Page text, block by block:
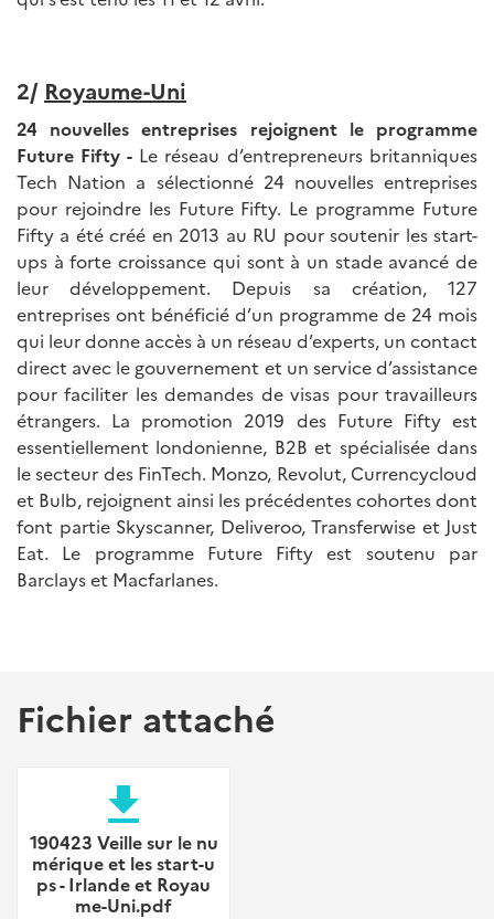
2/ Royaume-Uni
24 nouvelles entreprises rejoignent le programme
Future Fifty -Le réseau d’entrepreneurs britanniques
Tech Nation a sélectionné 24 nouvelles entreprises
pour rejoindre les Future Fifty. Le programme Future
Fifty a été créé en 2013 au RU pour soutenir les start-
ups à forte croissance qui sont à un stade avancé de
leur développement. Depuis sa création, 127
entreprises ont bénéficié d’un programme de 24 mois
qui leur donne accès à un réseau d’experts, un contact
direct avec le gouvernement et un service d’assistance
pour faciliter les demandes de visas pour travailleurs
étrangers. La promotion 2019 des Future Fifty est
essentiellement londonienne, B2B et spécialisée dans
le secteur des FinTech. Monzo, Revolut, Currencycloud
et Bulb, rejoignent ainsi les précédentes cohortes dont
font partie Skyscanner, Deliveroo, Transferwise et Just
Eat. Le programme Future Fifty est soutenu par
Barclays et Macfarlanes.
Fichier attaché
file_download
190423 Veille sur le nu
mérique et les start-u
ps - Irlande et Royau
me-Uni.pdf